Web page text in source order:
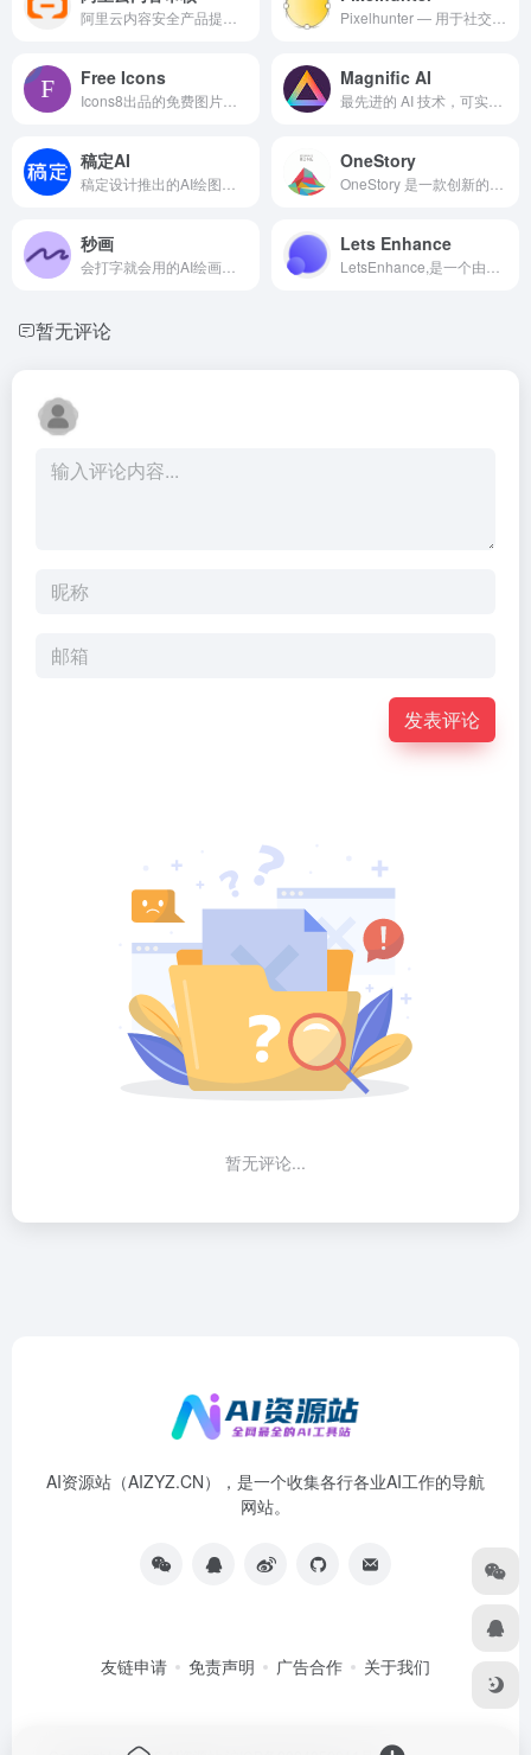
Free Icons Magnific AI
稿定AI OneStory
秒画 Lets Enhance
暂无评论
发表评论
暂无评论...
AI资源站（AIZYZ.CN），是一个收集各行各业AI工作的导航
网站。
友链申请 免责声明 广告合作 关于我们